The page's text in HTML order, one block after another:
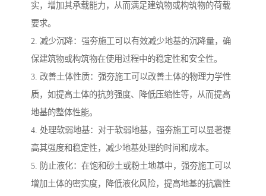
实，增加其承载能力，从而满足建筑物或构筑物的荷载
要求。
2. 减少沉降：强夯施工可以有效减少地基的沉降量，确
保建筑物或构筑物在使用过程中的稳定性和安全性。
3. 改善土体性质：强夯施工可以改善土体的物理力学性
质，如提高土体的抗剪强度、降低压缩性等，从而提高
地基的整体性能。
4. 处理软弱地基：对于软弱地基，强夯施工可以显著提
高其强度和稳定性，减少地基处理的时间和成本。
5. 防止液化：在饱和砂土或粉土地基中，强夯施工可以
增加土体的密实度，降低液化风险，提高地基的抗震性